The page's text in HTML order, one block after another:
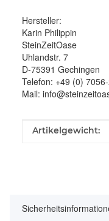
Hersteller:
Karin Philippin
SteinZeitOase
Uhlandstr. 7
D-75391 Gechingen
Telefon: +49 (0)
Mail:
Produkteigenschaft
Wert
Artikelgewicht: